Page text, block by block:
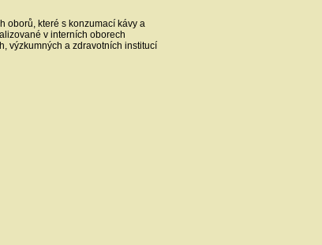
oborů, které s konzumací kávy a
v interních oborech
výzkumných a zdravotních institucí